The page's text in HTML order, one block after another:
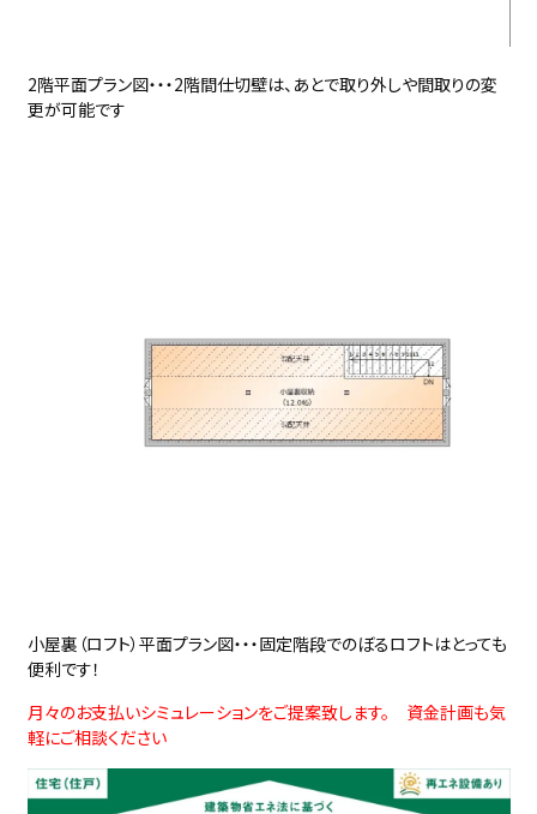
2階平面プラン図・・・2階間仕切壁は、あとで取り外しや間取りの変
更が可能です
小屋裏（ロフト）平面プラン図・・・固定階段でのぼるロフトはとっても
便利です！
月々のお支払いシミュレーションをご提案致します。 資金計画も気
軽にご相談ください